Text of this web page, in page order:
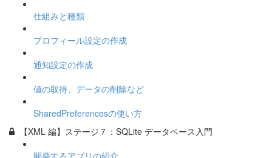
仕組みと種類
プロフィール設定の作成
通知設定の作成
値の取得、データの削除など
SharedPreferencesの使い方
【XML 編】ステージ７：SQLite データベース入門
開発するアプリの紹介